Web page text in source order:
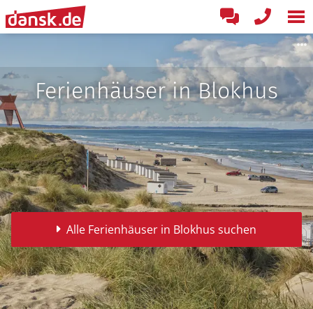
Ferienhäuser in Blokhus
Alle Ferienhäuser in Blokhus suchen